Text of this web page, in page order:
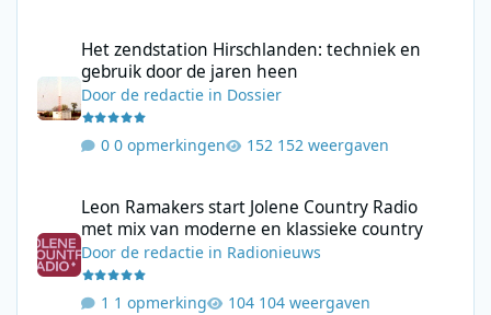
Het zendstation Hirschlanden: techniek en
gebruik door de jaren heen
Doorde redactie in Dossier
0 opmerkingen 152 weergaven
Leon Ramakers start Jolene Country Radio
met mix van moderne en klassieke country
Doorde redactie in Radionieuws
1 opmerking 104 weergaven